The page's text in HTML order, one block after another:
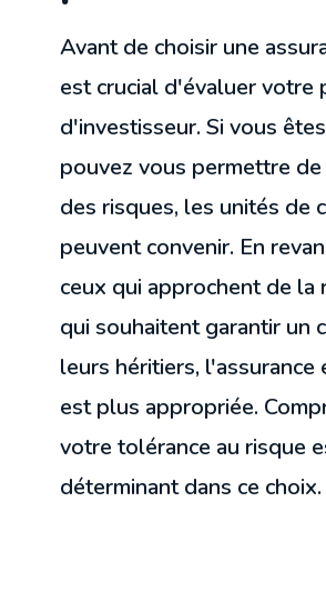
Avant de choisir une
est crucial d'évaluer votre
d'investisseur. Si vous
pouvez vous permettre
des risques, les unités de
peuvent convenir. En
ceux qui approchent de la
qui souhaitent garantir un
leurs héritiers, l'assurance
est plus appropriée.
votre tolérance au risque
déterminant dans ce choix.